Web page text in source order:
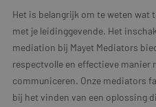
Het is belangrijk om te weten
met je leidinggevende. Het
mediation bij Mayet Mediators
respectvolle en effectieve manier
communiceren. Onze mediators
bij het vinden van een oplossing